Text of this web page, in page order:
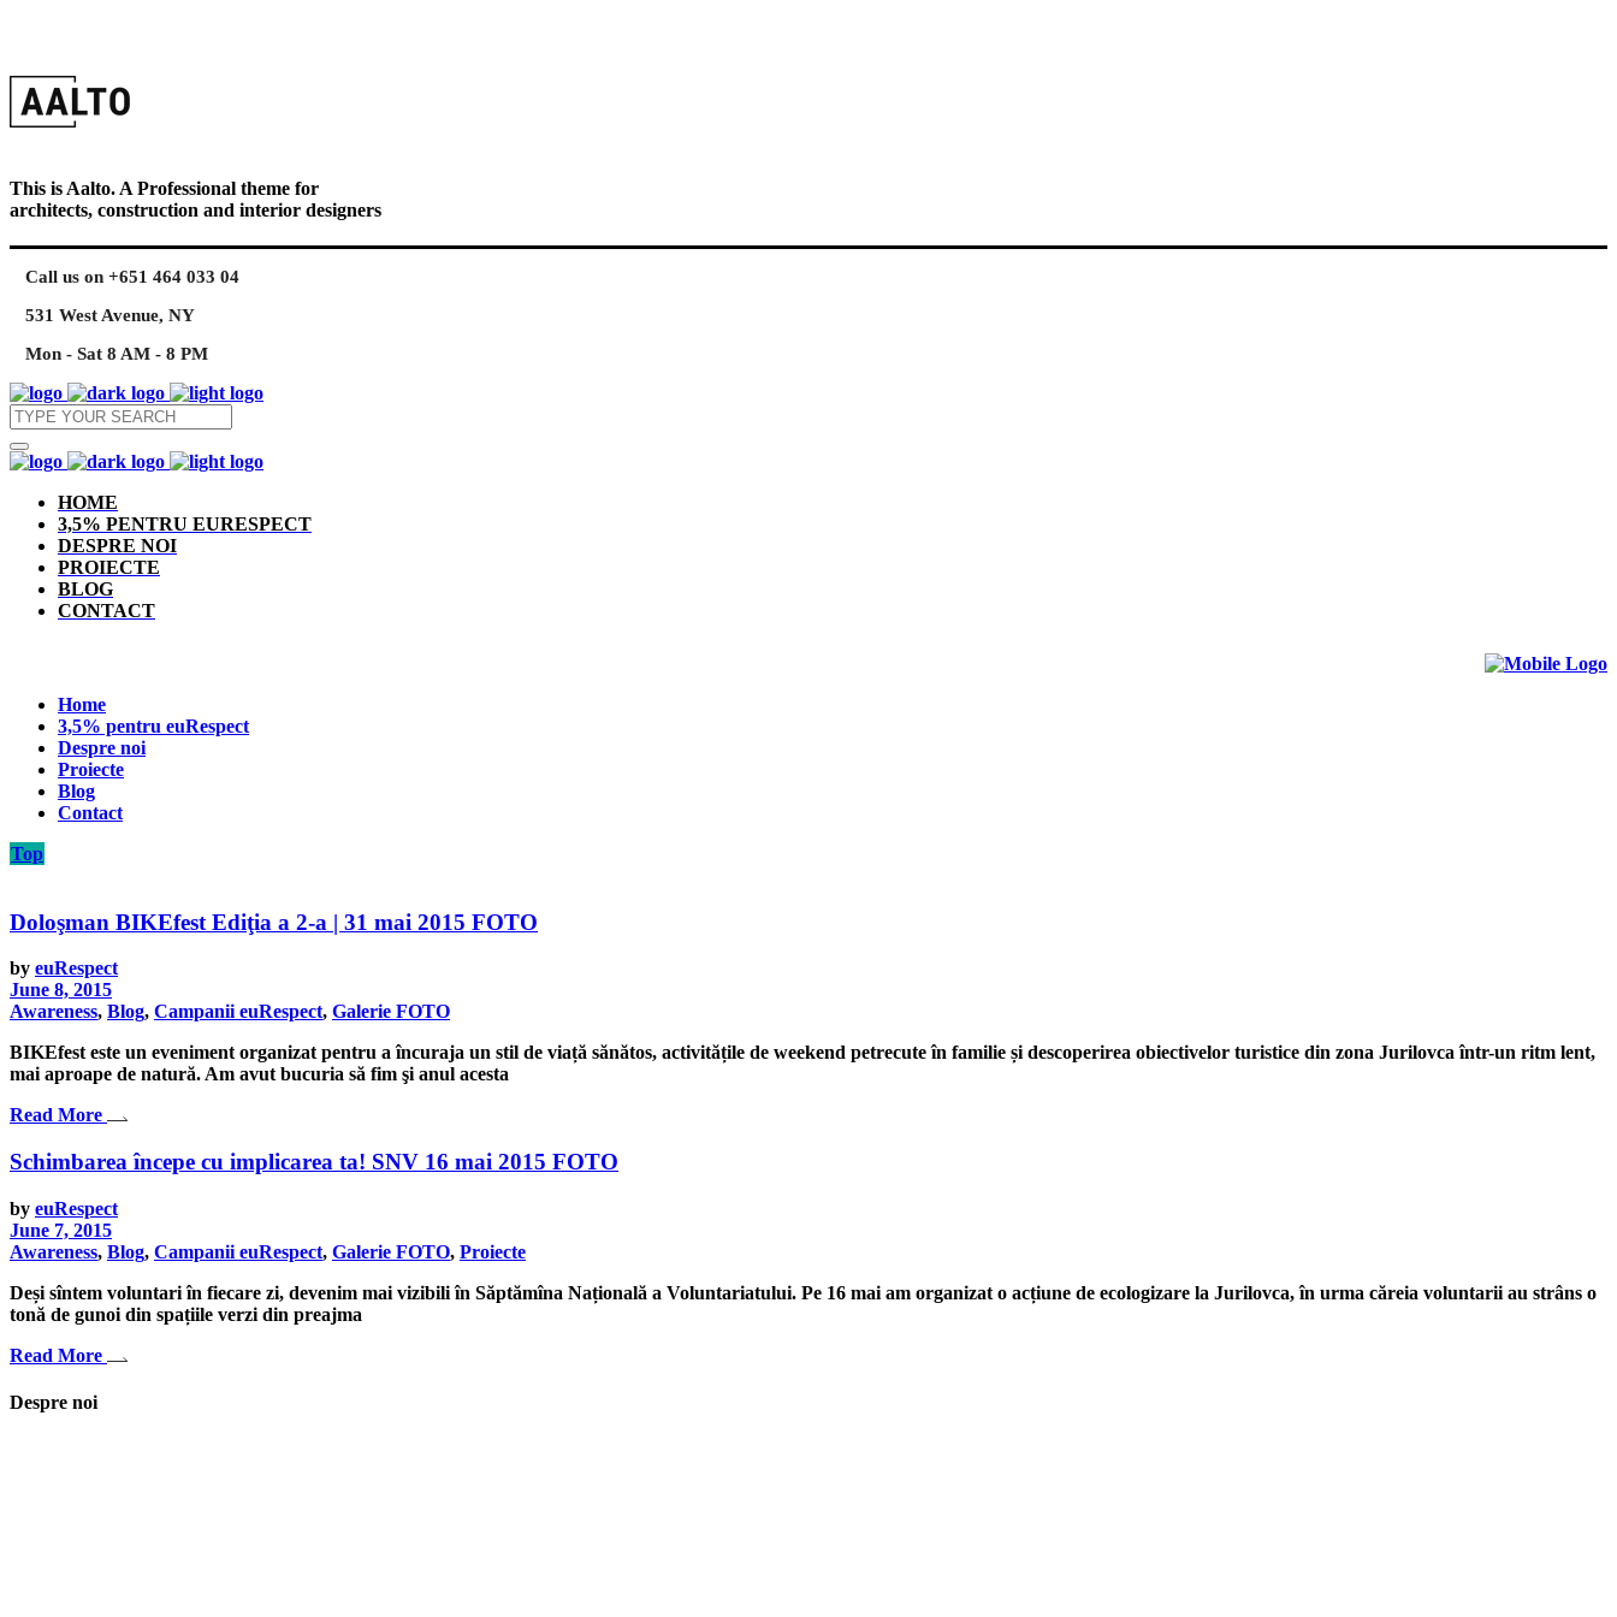
This is Aalto. A Professional theme for
architects, construction and interior designers
Call us on +651 464 033 04
531 West Avenue, NY
Mon - Sat 8 AM - 8 PM
HOME
3,5% PENTRU EURESPECT
DESPRE NOI
PROIECTE
BLOG
CONTACT
Home
3,5% pentru euRespect
Despre noi
Proiecte
Blog
Contact
Top
Doloşman BIKEfest Ediţia a 2-a | 31 mai 2015 FOTO
by euRespect
June 8, 2015
Awareness, Blog, Campanii euRespect, Galerie FOTO
BIKEfest este un eveniment organizat pentru a încuraja un stil de viață sănătos, activitățile de weekend petrecute în familie și descoperirea obiectivelor turistice din zona Jurilovca într-un ritm lent,
mai aproape de natură. Am avut bucuria să fim şi anul acesta
Read More
Schimbarea începe cu implicarea ta! SNV 16 mai 2015 FOTO
by euRespect
June 7, 2015
Awareness, Blog, Campanii euRespect, Galerie FOTO, Proiecte
Deși sîntem voluntari în fiecare zi, devenim mai vizibili în Săptămîna Națională a Voluntariatului. Pe 16 mai am organizat o acțiune de ecologizare la Jurilovca, în urma căreia voluntarii au strâns o
tonă de gunoi din spațiile verzi din preajma
Read More
Despre noi